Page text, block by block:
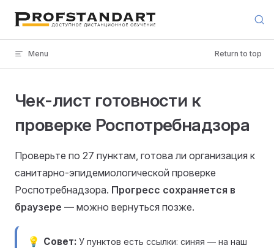
Skip to content
Menu Return to top
Чек-лист готовности к
проверке Роспотребнадзора
Проверьте по 27 пунктам, готова ли организация к
санитарно-эпидемиологической проверке
Роспотребнадзора. Прогресс сохраняется в
браузере — можно вернуться позже.
Совет У пунктов есть ссылки: синяя — на наш